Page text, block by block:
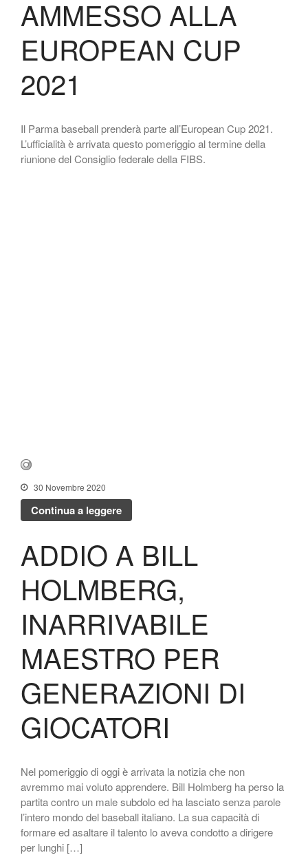
AMMESSO ALLA
EUROPEAN CUP
2021
Il Parma baseball prenderà parte all’European Cup 2021.
L’ufficialità è arrivata questo pomeriggio al termine della
riunione del Consiglio federale della FIBS.
30 Novembre 2020
Continua a leggere
ADDIO A BILL
HOLMBERG,
INARRIVABILE
MAESTRO PER
GENERAZIONI DI
GIOCATORI
Nel pomeriggio di oggi è arrivata la notizia che non
avremmo mai voluto apprendere. Bill Holmberg ha perso la
partita contro un male subdolo ed ha lasciato senza parole
l’intero mondo del baseball italiano. La sua capacità di
formare ed asaltare il talento lo aveva condotto a dirigere
per lunghi […]